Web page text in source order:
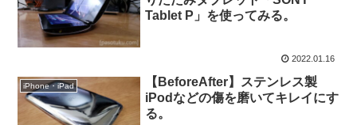
Tablet P」を使ってみる。
2022.01.16
iPhone・iPad
【BeforeAfter】ステンレス製
iPodなどの傷を磨いてキレイにす
る。